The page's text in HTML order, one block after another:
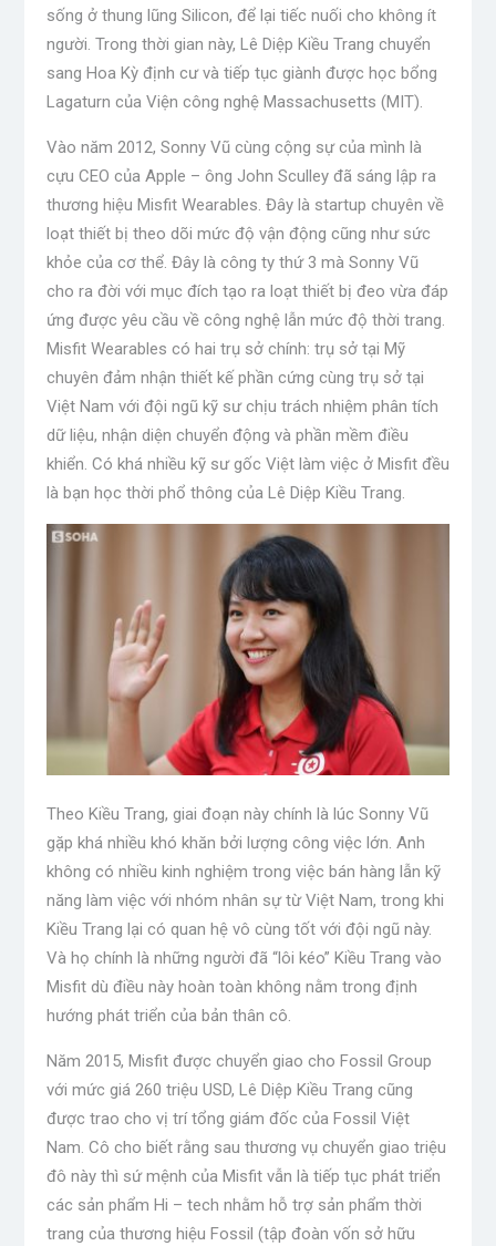
sống ở thung lũng Silicon, để lại tiếc nuối cho không ít
người. Trong thời gian này, Lê Diệp Kiều Trang chuyển
sang Hoa Kỳ định cư và tiếp tục giành được học bổng
Lagaturn của Viện công nghệ Massachusetts (MIT).
Vào năm 2012, Sonny Vũ cùng cộng sự của mình là
cựu CEO của Apple – ông John Sculley đã sáng lập ra
thương hiệu Misfit Wearables. Đây là startup chuyên về
loạt thiết bị theo dõi mức độ vận động cũng như sức
khỏe của cơ thể. Đây là công ty thứ 3 mà Sonny Vũ
cho ra đời với mục đích tạo ra loạt thiết bị đeo vừa đáp
ứng được yêu cầu về công nghệ lẫn mức độ thời trang.
Misfit Wearables có hai trụ sở chính: trụ sở tại Mỹ
chuyên đảm nhận thiết kế phần cứng cùng trụ sở tại
Việt Nam với đội ngũ kỹ sư chịu trách nhiệm phân tích
dữ liệu, nhận diện chuyển động và phần mềm điều
khiển. Có khá nhiều kỹ sư gốc Việt làm việc ở Misfit đều
là bạn học thời phổ thông của Lê Diệp Kiều Trang.
Theo Kiều Trang, giai đoạn này chính là lúc Sonny Vũ
gặp khá nhiều khó khăn bởi lượng công việc lớn. Anh
không có nhiều kinh nghiệm trong việc bán hàng lẫn kỹ
năng làm việc với nhóm nhân sự từ Việt Nam, trong khi
Kiều Trang lại có quan hệ vô cùng tốt với đội ngũ này.
Và họ chính là những người đã “lôi kéo” Kiều Trang vào
Misfit dù điều này hoàn toàn không nằm trong định
hướng phát triển của bản thân cô.
Năm 2015, Misfit được chuyển giao cho Fossil Group
với mức giá 260 triệu USD, Lê Diệp Kiều Trang cũng
được trao cho vị trí tổng giám đốc của Fossil Việt
Nam. Cô cho biết rằng sau thương vụ chuyển giao triệu
đô này thì sứ mệnh của Misfit vẫn là tiếp tục phát triển
các sản phẩm Hi – tech nhằm hỗ trợ sản phẩm thời
trang của thương hiệu Fossil (tập đoàn vốn sở hữu